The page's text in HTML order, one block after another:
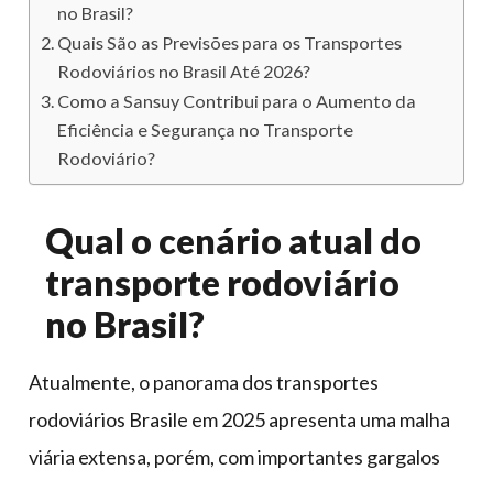
no Brasil?
Quais São as Previsões para os Transportes
Rodoviários no Brasil Até 2026?
Como a Sansuy Contribui para o Aumento da
Eficiência e Segurança no Transporte
Rodoviário?
Qual o cenário atual do
transporte rodoviário
no Brasil?
Atualmente, o panorama dos transportes
rodoviários Brasile em 2025 apresenta uma malha
viária extensa, porém, com importantes gargalos